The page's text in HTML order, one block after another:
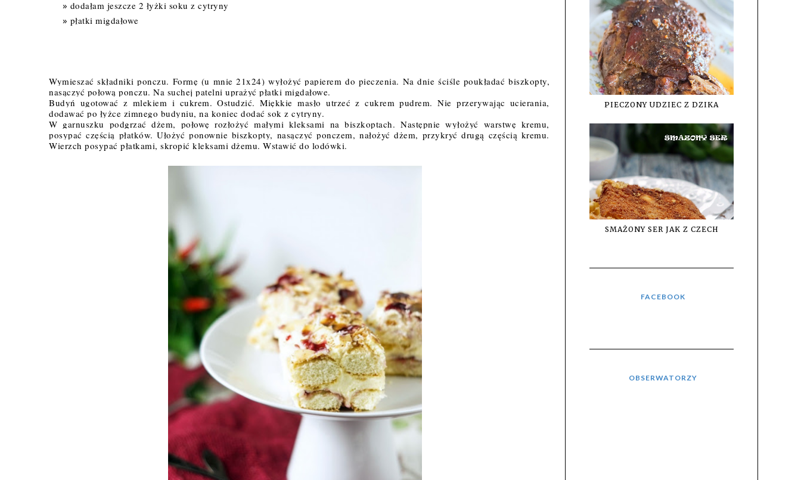
dodałam jeszcze 2 łyżki soku z cytryny
płatki migdałowe
Wymieszać składniki ponczu. Formę (u mnie 21x24) wyłożyć papierem do pieczenia. Na dnie ściśle poukładać biszkopty,
nasączyć połową ponczu. Na suchej patelni uprażyć płatki migdałowe.
Budyń ugotować z mlekiem i cukrem. Ostudzić. Miękkie masło utrzeć z cukrem pudrem. Nie przerywając ucierania,
dodawać po łyżce zimnego budyniu, na koniec dodać sok z cytryny.
W garnuszku podgrzać dżem, połowę rozłożyć małymi kleksami na biszkoptach. Następnie wyłożyć warstwę kremu,
posypać częścią płatków. Ułożyć ponownie biszkopty, nasączyć ponczem, nałożyć dżem, przykryć drugą częścią kremu.
Wierzch posypać płatkami, skropić kleksami dżemu. Wstawić do lodówki.
PIECZONY UDZIEC Z DZIKA
SMAŻONY SER JAK Z CZECH
FACEBOOK
OBSERWATORZY